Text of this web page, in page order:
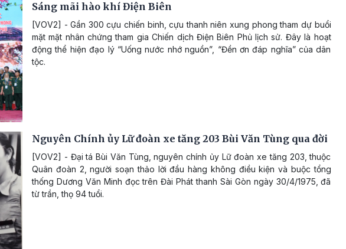
Sáng mãi hào khí Điện Biên
[VOV2] - Gần 300 cựu chiến binh, cựu thanh niên xung phong tham dự buổi
mặt mặt nhân chứng tham gia Chiến dịch Điện Biên Phủ lịch sử. Đây là hoạt
động thể hiện đạo lý “Uống nước nhớ nguồn”, “Đền ơn đáp nghĩa” của dân
tộc.
Nguyên Chính ủy Lữ đoàn xe tăng 203 Bùi Văn Tùng qua đời
[VOV2] - Đại tá Bùi Văn Tùng, nguyên chính ủy Lữ đoàn xe tăng 203, thuộc
Quân đoàn 2, người soạn thảo lời đầu hàng không điều kiện và buộc tổng
thống Dương Văn Minh đọc trên Đài Phát thanh Sài Gòn ngày 30/4/1975, đã
từ trần, thọ 94 tuổi.